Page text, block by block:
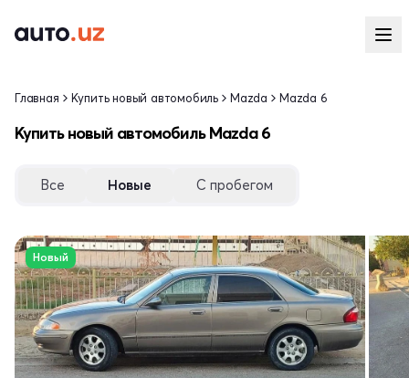
Главная Купить новый автомобиль Mazda Mazda 6
Купить новый автомобиль Mazda 6
Все Новые С пробегом
Новый